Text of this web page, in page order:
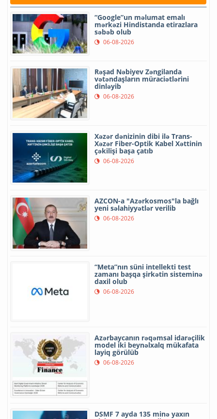
“Google”un məlumat emalı
mərkəzi Hindistanda etirazlara
səbəb olub
06-08-2026
Rəşad Nəbiyev Zəngilanda
vətəndaşların müraciətlərini
dinləyib
06-08-2026
Xəzər dənizinin dibi ilə Trans-
Xəzər Fiber-Optik Kabel Xəttinin
çəkilişi başa çatıb
06-08-2026
AZCON-a "Azərkosmos"la bağlı
yeni səlahiyyətlər verilib
06-08-2026
“Meta”nın süni intellekti test
zamanı başqa şirkətin sisteminə
daxil olub
06-08-2026
Azərbaycanın rəqəmsal idarəçilik
model iki beynəlxalq mükafata
layiq görülüb
06-08-2026
DSMF 7 ayda 135 minə yaxın